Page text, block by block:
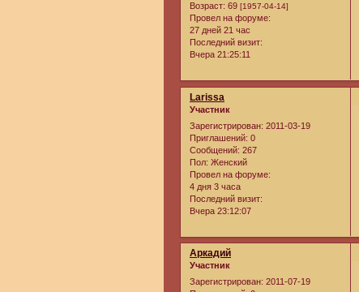
Возраст: 69 [1957-04-14]
Провел на форуме:
27 дней 21 час
Последний визит:
Вчера 21:25:11
Larissa
Участник
Зарегистрирован: 2011-03-19
Приглашений: 0
Сообщений: 267
Пол: Женский
Провел на форуме:
4 дня 3 часа
Последний визит:
Вчера 23:12:07
Аркадий
Участник
Зарегистрирован: 2011-07-19